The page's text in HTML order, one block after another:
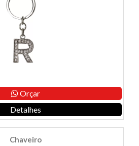
Orçar
Detalhes
Chaveiro